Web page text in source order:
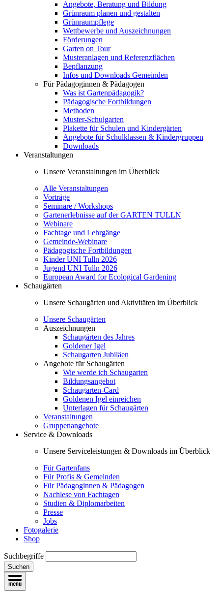
Angebote, Beratung und Bildung
Grünraum planen und gestalten
Grünraumpflege
Wettbewerbe und Auszeichnungen
Förderungen
Garten on Tour
Musteranlagen und Referenzflächen
Bepflanzung
Infos und Downloads Gemeinden
Für Pädagoginnen & Pädagogen
Was ist Gartenpädagogik?
Pädagogische Fortbildungen
Methoden
Muster-Schulgarten
Plakette für Schulen und Kindergärten
Angebote für Schulklassen & Kindergruppen
Downloads
Veranstaltungen
Unsere Veranstaltungen im Überblick
Alle Veranstaltungen
Vorträge
Seminare / Workshops
Gartenerlebnisse auf der GARTEN TULLN
Webinare
Fachtage und Lehrgänge
Gemeinde-Webinare
Pädagogische Fortbildungen
Kinder UNI Tulln 2026
Jugend UNI Tulln 2026
European Award for Ecological Gardening
Schaugärten
Unsere Schaugärten und Aktivitäten im Überblick
Unsere Schaugärten
Auszeichnungen
Schaugärten des Jahres
Goldener Igel
Schaugarten Jubiläen
Angebote für Schaugärten
Wie werde ich Schaugarten
Bildungsangebot
Schaugarten-Card
Goldenen Igel einreichen
Unterlagen für Schaugärten
Veranstaltungen
Gruppenangebote
Service & Downloads
Unsere Serviceleistungen & Downloads im Überblick
Für Gartenfans
Für Profis & Gemeinden
Für Pädagoginnen & Pädagogen
Nachlese von Fachtagen
Studien & Diplomarbeiten
Presse
Jobs
Fotogalerie
Shop
Suchbegriffe
Suchen